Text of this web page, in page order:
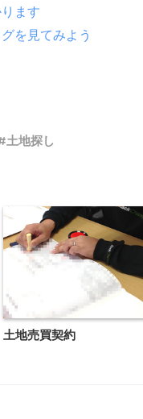
ます
を見てみよう
土地探し
土地売買契約